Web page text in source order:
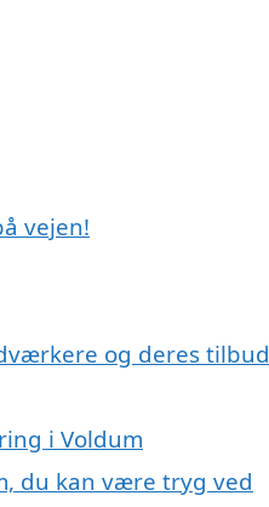
vejen!
og deres tilbud
i Voldum
du kan være tryg ved